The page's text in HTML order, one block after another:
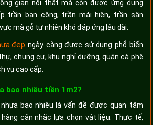
gian nội thất mà còn được ứng dụng
trần ban công, trần mái hiên, trần sân
mà gỗ tự nhiên khó đáp ứng lâu dài.
đẹp ngày càng được sử dụng phổ biến
chung cư, khu nghỉ dưỡng, quán cà phê
vụ cao cấp.
bao nhiêu tiền 1m2?
bao nhiêu là vấn đề được quan tâm
hàng cân nhắc lựa chọn vật liệu. Thực tế,